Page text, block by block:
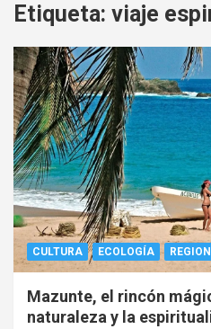
Etiqueta: viaje
CULTURA ECOLOGÍA
Mazunte, el rincón
naturaleza y la